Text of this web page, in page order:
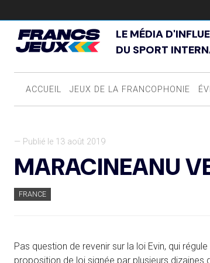
LE MÉDIA
DU SPORT
ACCUEIL JEUX DE LA FRANCOPHONIE
— Publié le 13 août 2019
MARACINEANU
FRANCE
Pas question de revenir sur la loi Evin, qui
proposition de loi signée par plusieurs